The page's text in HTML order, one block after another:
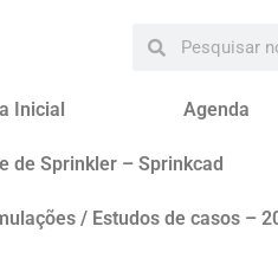
Inicial Agenda
de Sprinkler – Sprinkcad
/ Estudos de casos –